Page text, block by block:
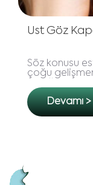
Üst Göz
Söz konusu
çoğu
Devamı >